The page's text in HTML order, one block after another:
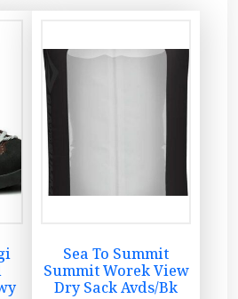
Sea To Summit
Summit Worek View
Dry Sack Avds/Bk